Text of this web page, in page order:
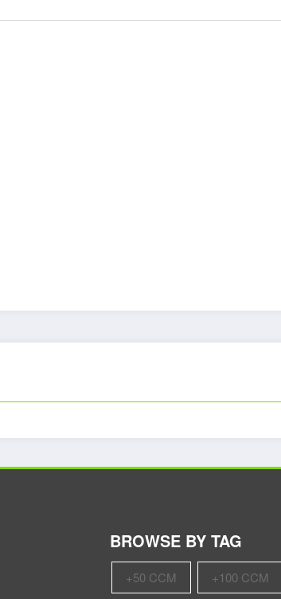
BROWSE BY TAG
+50 CCM +100 CCM